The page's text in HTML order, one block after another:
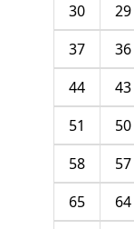
29
30
36
37
43
44
50
51
57
58
64
65